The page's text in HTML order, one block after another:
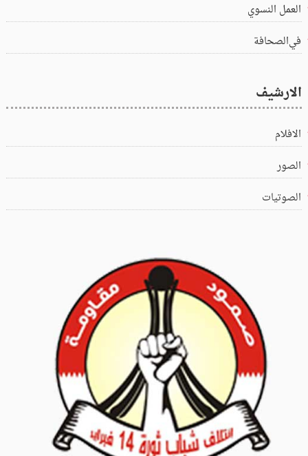
العمل النسوي
في‌الصحافة
الارشيف
الافلام
الصور
الصوتيات